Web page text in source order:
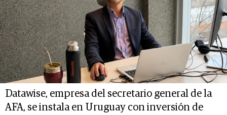
Datawise, empresa del secretario general de la
AFA, se instala en Uruguay con inversión de